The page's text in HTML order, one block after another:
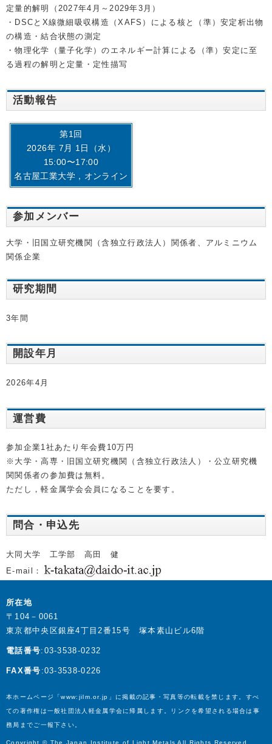
定量的解明（2027年4月～2029年3月）
・DSCとX線微細吸収構造（XAFS）による核と（準）安定析出物
の構造・結合状態の測定
・物理化学（量子化学）のエネルギー計算による（準）安定に至
る過程の解明と定量・定性描写
活動報告
第1回
2026年 7月 1日（水）
15:00〜17:00
名古屋工業大学，オンライン
参加メンバー
大学・旧国立研究機関（含独立行政法人）関係者、アルミニウム
関係企業
研究期間
3年間
開設年月
2026年4月
運営費
参加企業1社あたり年会費10万円
※大学・高専・旧国立研究機関（含独立行政法人）・公立研究機
関関係者の参加費は無料。
ただし，軽金属学会会員になることを要す。
問合・申込先
大同大学 工学部 高田 健
E-mail：
所在地
〒104－0061
東京都中央区銀座4丁目2番15号 塚本素山ビル6階
電話番号:03-3538-0232
FAX番号 :03-3538-0226
本ホームページ「www:jilm.or.jp」に掲載の記事・写真等の転載を禁じます。すべ
ての著作権は一般社団法人軽金属学会に帰属します。リンクを希望される場合は事
務局までご一報下さい。